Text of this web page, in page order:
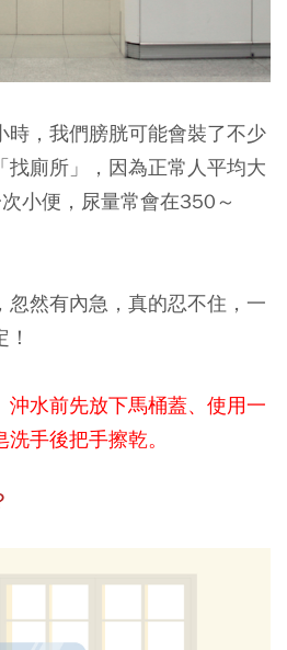
時，我們膀胱可能會裝了不少
找廁所」，因為正常人平均大
小便，尿量常會在350～
忽然有內急，真的忍不住，一
沖水前先放下馬桶蓋、使用一
手後把手擦乾。